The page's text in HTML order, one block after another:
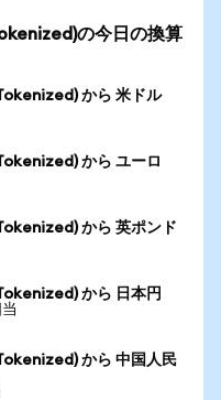
の今日の換算
から 米ドル
から ユーロ
から 英ポンド
から 日本円
から 中国人民